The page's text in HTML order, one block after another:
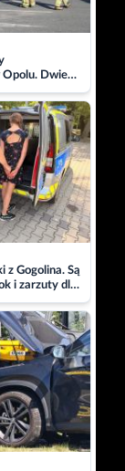
Opolu. Dwie
z Gogolina. Są
i zarzuty dla